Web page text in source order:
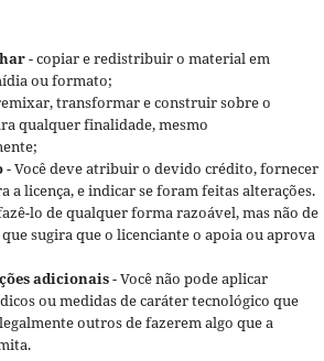
- copiar e redistribuir o material em
ou formato;
transformar e construir sobre o
qualquer finalidade, mesmo
- Você deve atribuir o devido crédito, fornecer
a licença, e indicar se foram feitas alterações.
lo de qualquer forma razoável, mas não de
sugira que o licenciante o apoia ou aprova
adicionais- Você não pode aplicar
ou medidas de caráter tecnológico que
outros de fazerem algo que a